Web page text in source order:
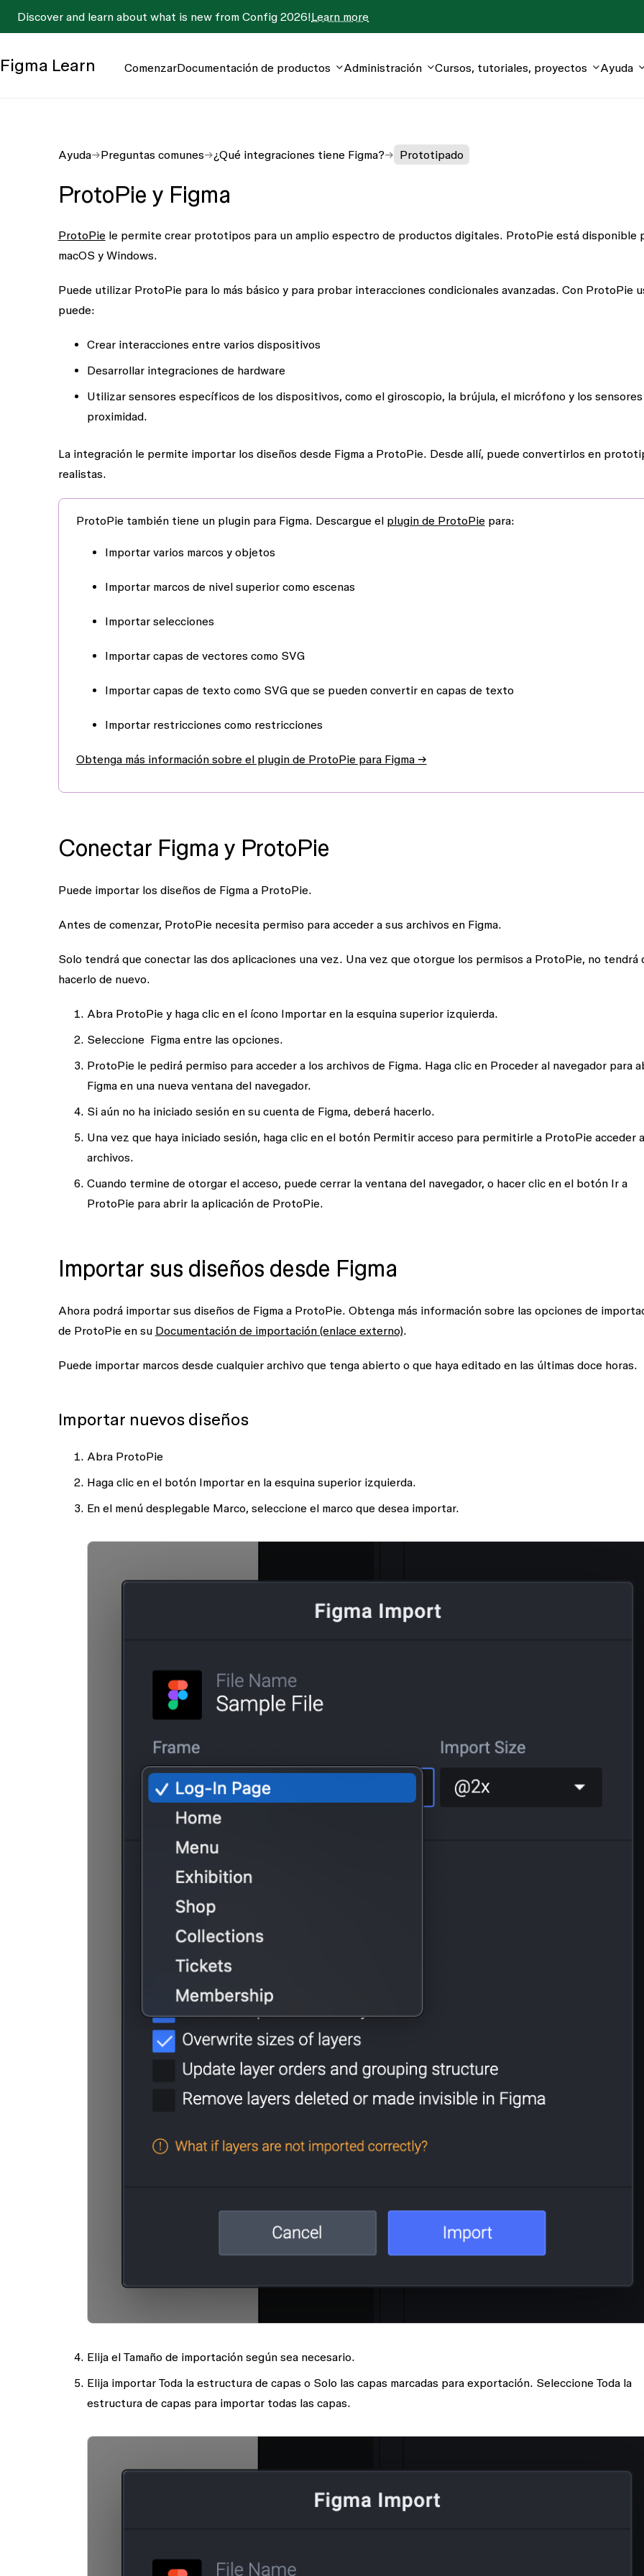
Discover and learn about what is new from Config 2026!Learn more
Figma Learn ComenzarDocumentación de productos Administración Cursos, tutoriales, proyectos Ayuda
Ayuda Preguntas comunes ¿Qué integraciones tiene Figma? Prototipado
ProtoPie y Figma
ProtoPiele permite crear prototipos para un amplio espectro de productos digitales. ProtoPie está disponible
macOS y Windows.
Puede utilizar ProtoPie para lo más básico y para probar interacciones condicionales avanzadas. Con ProtoPie
puede:
Crear interacciones entre varios dispositivos
Desarrollar integraciones de hardware
Utilizar sensores específicos de los dispositivos, como el giroscopio, la brújula, el micrófono y los
proximidad.
La integración le permite importar los diseños desde Figma a ProtoPie. Desde allí, puede convertirlos en
realistas.
ProtoPie también tiene un plugin para Figma. Descargue el plugin de ProtoPiepara:
Importar varios marcos y objetos
Importar marcos de nivel superior como escenas
Importar selecciones
Importar capas de vectores como SVG
Importar capas de texto como SVG que se pueden convertir en capas de texto
Importar restricciones como restricciones
Obtenga más información sobre el plugin de ProtoPie para Figma →
Conectar Figma y ProtoPie
Puede importar los diseños de Figma a ProtoPie.
Antes de comenzar, ProtoPie necesita permiso para acceder a sus archivos en Figma.
Solo tendrá que conectar las dos aplicaciones una vez. Una vez que otorgue los permisos a ProtoPie, no tendrá
hacerlo de nuevo.
Abra ProtoPiey haga clic en el ícono Importaren la esquina superior izquierda.
Seleccione Figmaentre las opciones.
ProtoPie le pedirá permiso para acceder a los archivos de Figma. Haga clic en Proceder al navegadorpara
Figma en una nueva ventana del navegador.
Si aún no ha iniciado sesión en su cuenta de Figma, deberá hacerlo.
Una vez que haya iniciado sesión, haga clic en el botón Permitir acceso para permitirle a ProtoPie acceder
archivos.
Cuando termine de otorgar el acceso, puede cerrar la ventana del navegador, o hacer clic en el botón Ir a
ProtoPiepara abrir la aplicación de ProtoPie.
Importar sus diseños desde Figma
Ahora podrá importar sus diseños de Figma a ProtoPie. Obtenga más información sobre las opciones de
de ProtoPie en su Documentación de importación (enlace externo).
Puede importar marcos desde cualquier archivo que tenga abierto o que haya editado en las últimas doce horas.
Importar nuevos diseños
Abra ProtoPie
Haga clic en el botón Importaren la esquina superior izquierda.
En el menú desplegable Marco, seleccione el marco que desea importar.
Elija el Tamaño de importaciónsegún sea necesario.
Elija importar Toda la estructura de capaso Solo las capas marcadas para exportación. Seleccione Toda la
estructura de capaspara importar todas las capas.